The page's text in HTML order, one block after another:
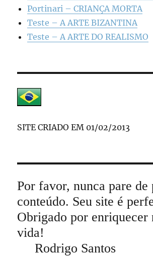
Portinari – CRIANÇA MORTA
Teste – A ARTE BIZANTINA
Teste – A ARTE DO REALISMO
SITE CRIADO EM 01/02/2013
Por favor, nunca pare de
conteúdo. Seu site é
Obrigado por enriquecer
Rodrigo Santos